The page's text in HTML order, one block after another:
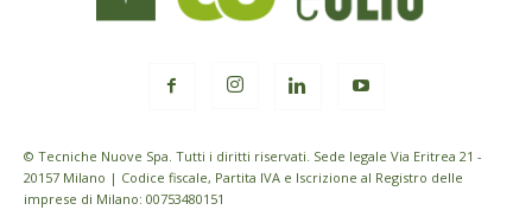
© Tecniche Nuove Spa. Tutti i diritti riservati. Sede legale Via Eritrea 21 -
20157 Milano | Codice fiscale, Partita IVA e Iscrizione al Registro delle
imprese di Milano: 00753480151